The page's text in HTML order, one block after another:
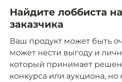
Найдите лоббиста
заказчика
Ваш продукт может быть
может нести выгоду и
который принимает
конкурса или аукциона, но